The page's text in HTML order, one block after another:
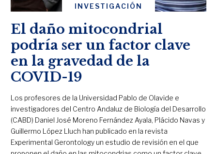
INVESTIGACIÓN
El daño mitocondrial
podría ser un factor clave
en la gravedad de la
COVID-19
Los profesores de la Universidad Pablo de Olavide e
investigadores del Centro Andaluz de Biología del Desarrollo
(CABD) Daniel José Moreno Fernández Ayala, Plácido Navas y
Guillermo López Lluch han publicado en la revista
Experimental Gerontology un estudio de revisión en el que